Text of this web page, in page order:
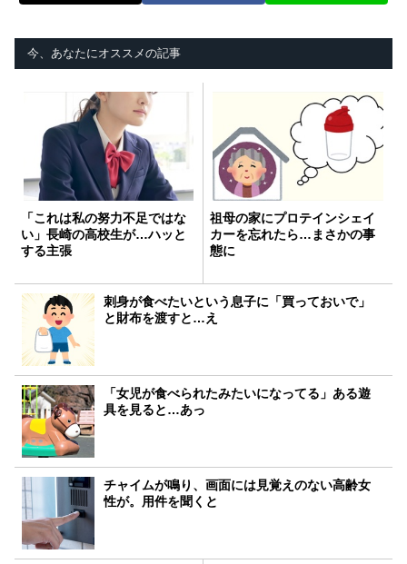
今、あなたにオススメの記事
「これは私の努力不足ではな
い」長崎の高校生が…ハッと
する主張
祖母の家にプロテインシェイ
カーを忘れたら…まさかの事
態に
刺身が食べたいという息子に「買っておいで」
と財布を渡すと…え
「女児が食べられたみたいになってる」ある遊
具を見ると…あっ
チャイムが鳴り、画面には見覚えのない高齢女
性が。用件を聞くと